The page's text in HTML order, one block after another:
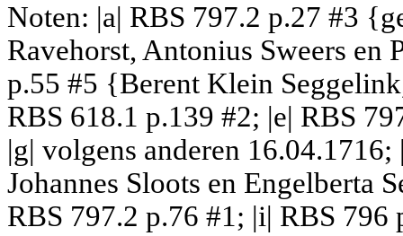
Noten: |a| RBS 797.2 p.27 #3
Ravehorst, Antonius Sweers en
p.55 #5 {Berent Klein
RBS 618.1 p.139 #2; |e| RBS
|g| volgens anderen
Johannes Sloots en Engelberta
RBS 797.2 p.76 #1; |i| RBS